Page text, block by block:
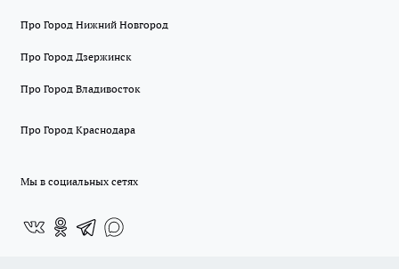
Про Город Нижний Новгород
Про Город Дзержинск
Про Город Владивосток
Про Город Краснодара
Мы в социальных сетях